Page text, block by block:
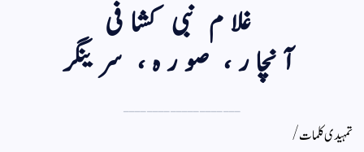
غلام نبی کشافی
آنچار، صورہ، سرینگر
تمہیدی کلمات/